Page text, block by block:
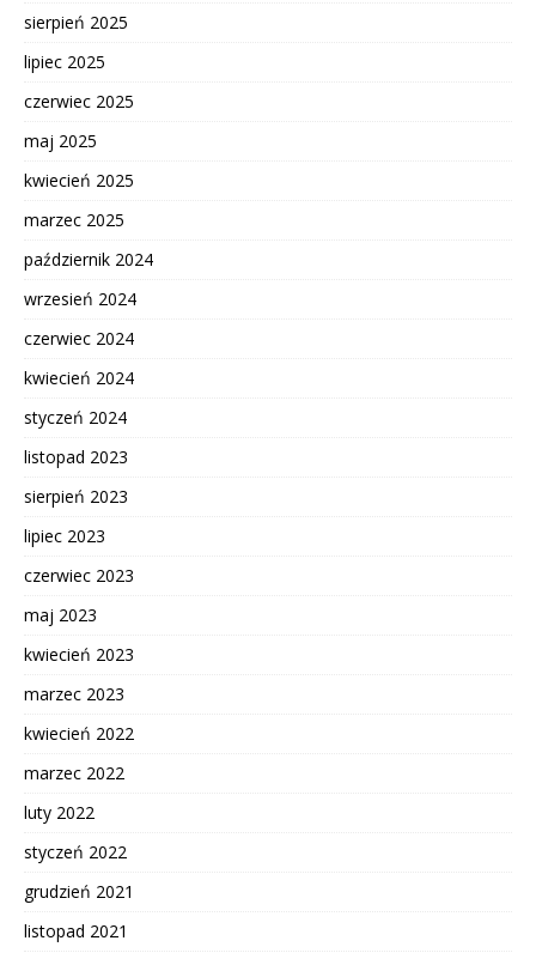
sierpień 2025
lipiec 2025
czerwiec 2025
maj 2025
kwiecień 2025
marzec 2025
październik 2024
wrzesień 2024
czerwiec 2024
kwiecień 2024
styczeń 2024
listopad 2023
sierpień 2023
lipiec 2023
czerwiec 2023
maj 2023
kwiecień 2023
marzec 2023
kwiecień 2022
marzec 2022
luty 2022
styczeń 2022
grudzień 2021
listopad 2021